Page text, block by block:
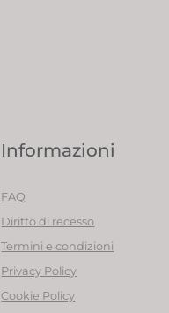
Informazioni
FAQ
Diritto di recesso
Termini e condizioni
Privacy Policy
Cookie Policy